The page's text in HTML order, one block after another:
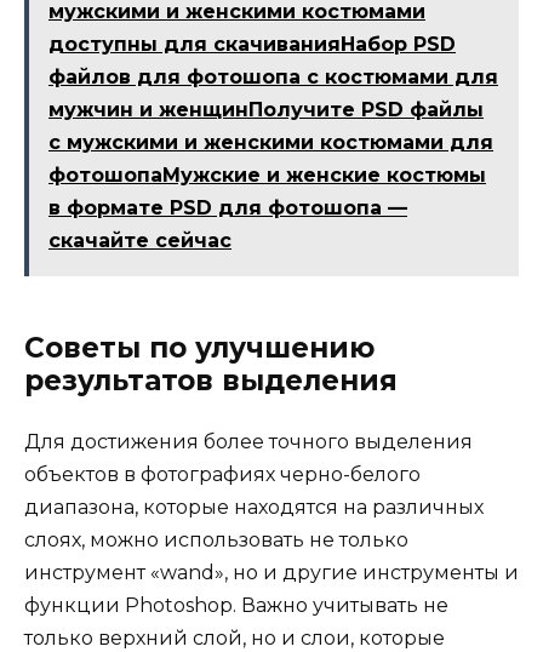
мужскими и женскими костюмами
доступны для скачиванияНабор PSD
файлов для фотошопа с костюмами для
мужчин и женщинПолучите PSD файлы
с мужскими и женскими костюмами для
фотошопаМужские и женские костюмы
в формате PSD для фотошопа —
скачайте сейчас
Советы по улучшению
результатов выделения
Для достижения более точного выделения
объектов в фотографиях черно-белого
диапазона, которые находятся на различных
слоях, можно использовать не только
инструмент «wand», но и другие инструменты и
функции Photoshop. Важно учитывать не
только верхний слой, но и слои, которые